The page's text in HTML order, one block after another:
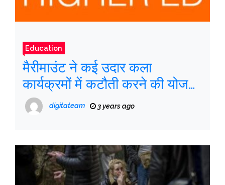
Education
मैरीमाउंट ने कई उदार कला
कार्यक्रमों में कटौती करने की योजना
बनाई हैdigitateam 3 years ago